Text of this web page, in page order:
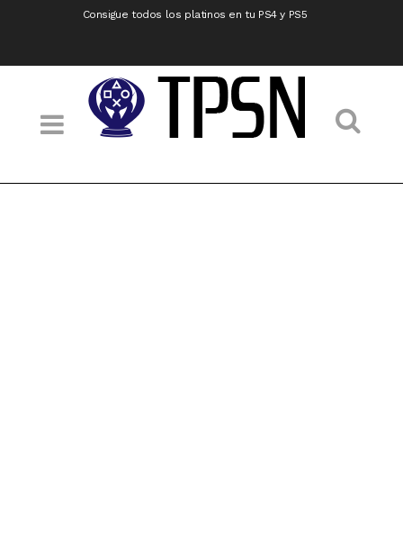
Consigue todos los platinos en tu PS4 y PS5